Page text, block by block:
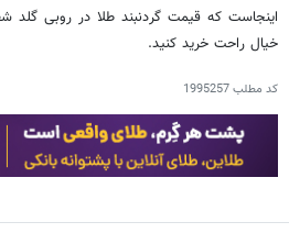
اینجاست که قیمت گردنبند طلا در روبی گلد
خیال راحت خرید کنید.
کد مطلب1995257